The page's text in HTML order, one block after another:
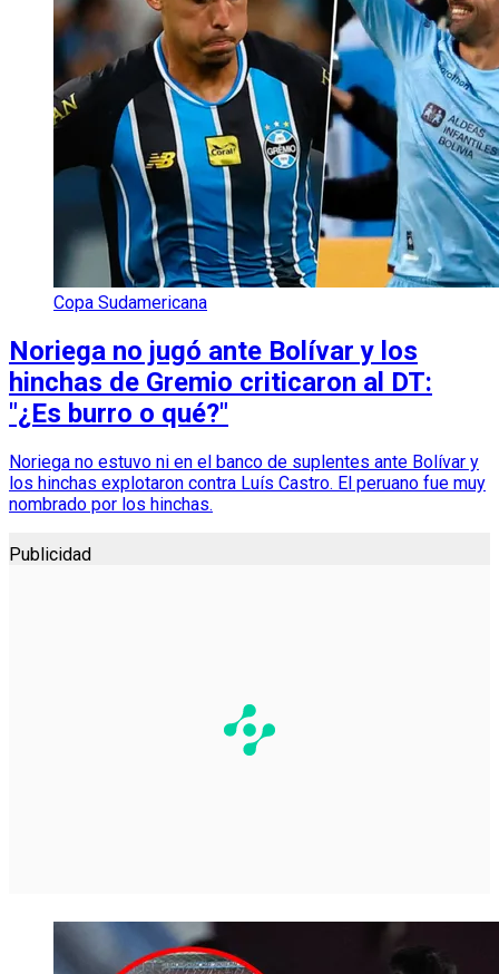
Copa Sudamericana
Noriega no jugó ante Bolívar y los
hinchas de Gremio criticaron al DT:
"¿Es burro o qué?"
Noriega no estuvo ni en el banco de suplentes ante Bolívar y
los hinchas explotaron contra Luís Castro. El peruano fue muy
nombrado por los hinchas.
Publicidad